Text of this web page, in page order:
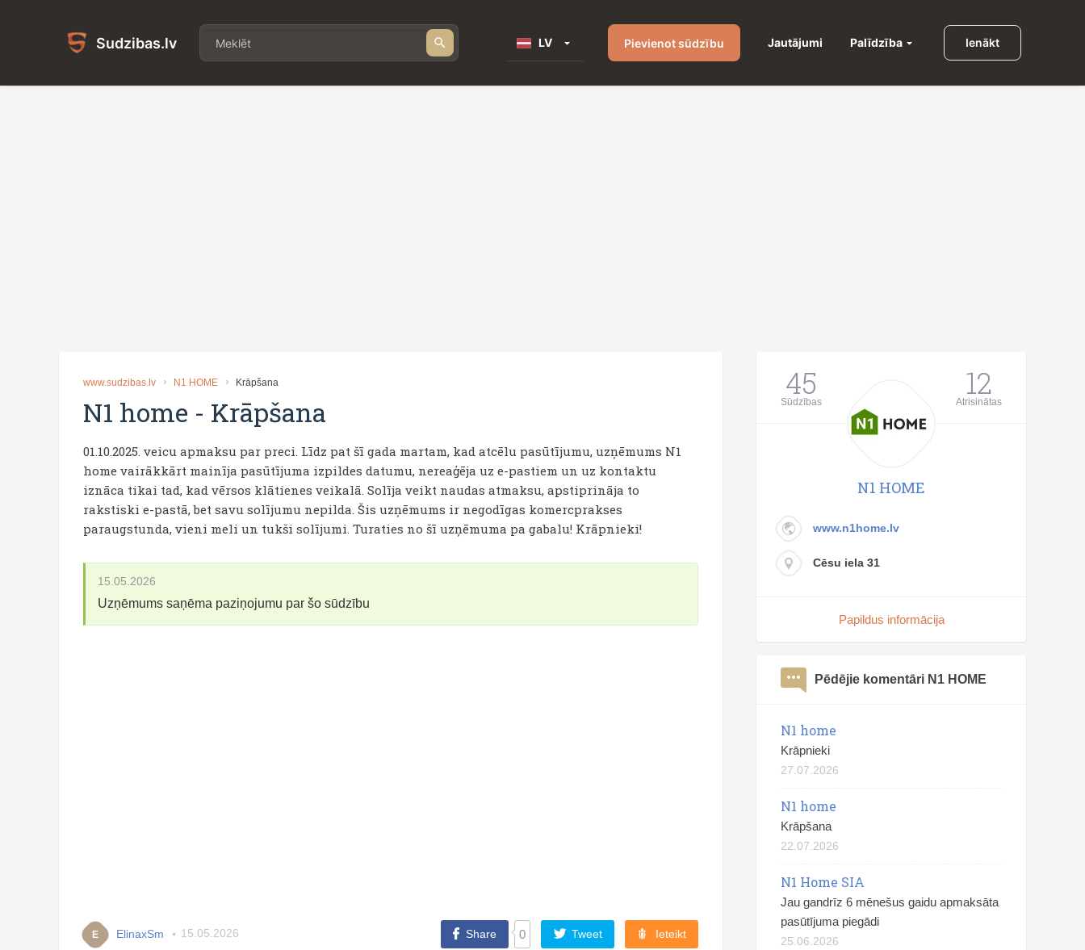
Sudzibas.lv LV Pievienot sūdzību Jautājumi Palīdzība Ienākt
www.sudzibas.lv N1 HOME Krāpšana
N1 home - Krāpšana
01.10.2025. veicu apmaksu par preci. Līdz pat šī gada martam, kad atcēlu pasūtījumu, uzņēmums N1
home vairākkārt mainīja pasūtījuma izpildes datumu, nereaģēja uz e-pastiem un uz kontaktu
iznāca tikai tad, kad vērsos klātienes veikalā. Solīja veikt naudas atmaksu, apstiprināja to
rakstiski e-pastā, bet savu solījumu nepilda. Šis uzņēmums ir negodīgas komercprakses
paraugstunda, vieni meli un tukši solījumi. Turaties no šī uzņēmuma pa gabalu! Krāpnieki!
15.05.2026
Uzņēmums saņēma paziņojumu par šo sūdzību
E ElinaxSm 15.05.2026 Share 0 Tweet Ieteikt
45
Sūdzības 12
Atrisinātas
N1 HOME
www.n1home.lv
Cēsu iela 31
Papildus informācija
Pēdējie komentāri N1 HOME
N1 home
Krāpnieki
27.07.2026
N1 home
Krāpšana
22.07.2026
N1 Home SIA
Jau gandrīz 6 mēnešus gaidu apmaksāta
pasūtījuma piegādi
25.06.2026